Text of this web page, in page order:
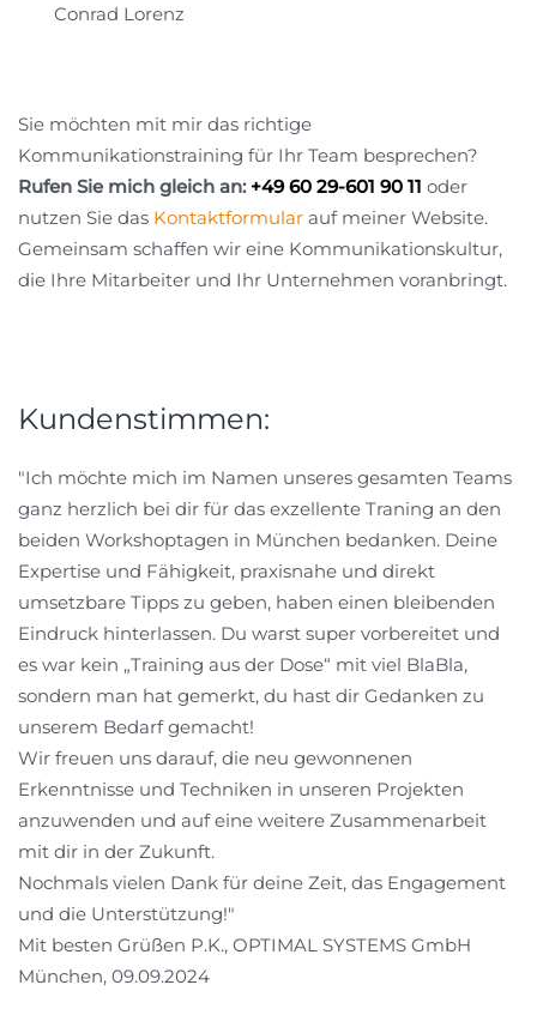
Conrad Lorenz
Sie möchten mit mir das richtige
Kommunikationstraining für Ihr Team besprechen?
Rufen Sie mich gleich an: +49 60 29-601 90 11 oder
nutzen Sie das Kontaktformular auf meiner Website.
Gemeinsam schaffen wir eine Kommunikationskultur,
die Ihre Mitarbeiter und Ihr Unternehmen voranbringt.
Kundenstimmen:
"Ich möchte mich im Namen unseres gesamten Teams
ganz herzlich bei dir für das exzellente Traning an den
beiden Workshoptagen in München bedanken. Deine
Expertise und Fähigkeit, praxisnahe und direkt
umsetzbare Tipps zu geben, haben einen bleibenden
Eindruck hinterlassen. Du warst super vorbereitet und
es war kein „Training aus der Dose“ mit viel BlaBla,
sondern man hat gemerkt, du hast dir Gedanken zu
unserem Bedarf gemacht!
Wir freuen uns darauf, die neu gewonnenen
Erkenntnisse und Techniken in unseren Projekten
anzuwenden und auf eine weitere Zusammenarbeit
mit dir in der Zukunft.
Nochmals vielen Dank für deine Zeit, das Engagement
und die Unterstützung!"
Mit besten Grüßen P.K., OPTIMAL SYSTEMS GmbH
München, 09.09.2024